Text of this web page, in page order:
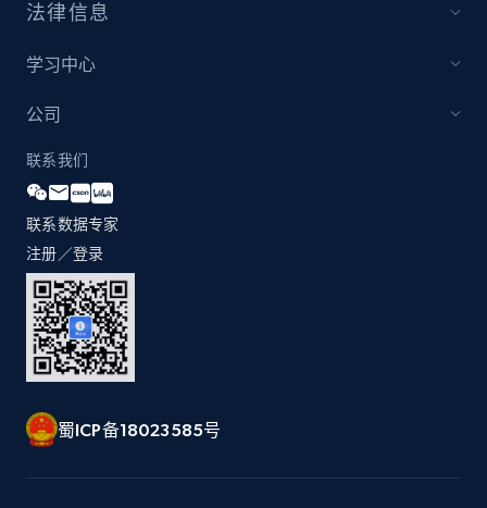
法律信息
学习中心
公司
联系我们
联系数据专家
注册／登录
蜀ICP备18023585号